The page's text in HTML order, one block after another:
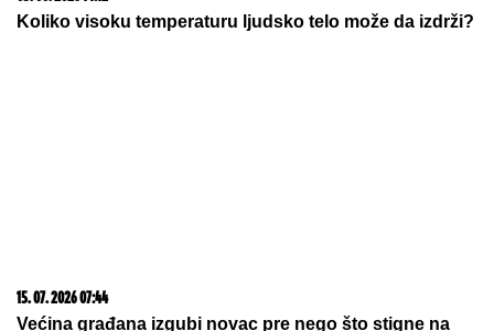
Tup nož ponovo može da seče kao